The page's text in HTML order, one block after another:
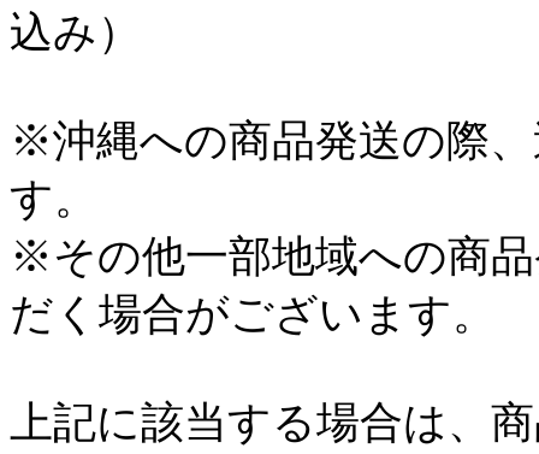
込み）
※沖縄への商品発送の際
す。
※その他一部地域への商
だく場合がございます。
上記に該当する場合は、